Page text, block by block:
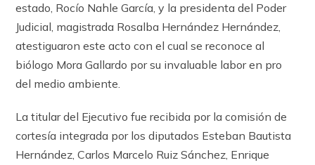
estado, Rocío Nahle García, y la presidenta del Poder
Judicial, magistrada Rosalba Hernández Hernández,
atestiguaron este acto con el cual se reconoce al
biólogo Mora Gallardo por su invaluable labor en pro
del medio ambiente.
La titular del Ejecutivo fue recibida por la comisión de
cortesía integrada por los diputados Esteban Bautista
Hernández, Carlos Marcelo Ruiz Sánchez, Enrique